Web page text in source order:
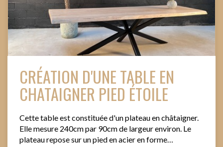
CRÉATION D'UNE TABLE EN
CHATAIGNER PIED ÉTOILE
Cette table est constituée d'un plateau en châtaigner.
Elle mesure 240cm par 90cm de largeur environ. Le
plateau repose sur un pied en acier en forme…